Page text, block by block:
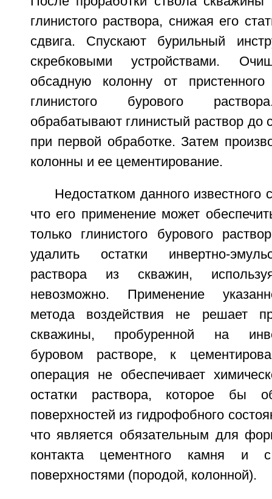
глинистого раствора, снижая его
сдвига. Спускают бурильный
скребковыми устройствами.
обсадную колонну от пристенного
глинистого бурового
обрабатывают глинистый раствор до
при первой обработке. Затем
колонны и ее цементирование.
Недостатком данного известного
что его применение может
только глинистого бурового
удалить остатки инвертно-
раствора из скважин,
невозможно. Применение
метода воздействия не решает
скважины, пробуренной на
буровом растворе, к
операция не обеспечивает
остатки раствора, которое бы
поверхностей из гидрофобного
что является обязательным для
контакта цементного камня и с
поверхностями (породой, колонной).